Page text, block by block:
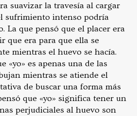
suavizar la travesía al cargar
sufrimiento intenso podría
La que pensó que el placer era
que era para que ella se
mientras el huevo se hacía.
«yo» es apenas una de las
mientras se atiende el
de buscar una forma más
que «yo» significa tener un
perjudiciales al huevo son